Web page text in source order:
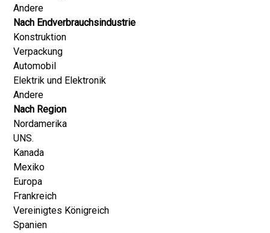
Andere
Nach Endverbrauchsindustrie
Konstruktion
Verpackung
Automobil
Elektrik und Elektronik
Andere
Nach Region
Nordamerika
UNS.
Kanada
Mexiko
Europa
Frankreich
Vereinigtes Königreich
Spanien